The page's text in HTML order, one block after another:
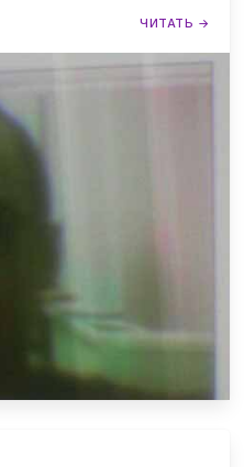
ЧИТАТЬ →